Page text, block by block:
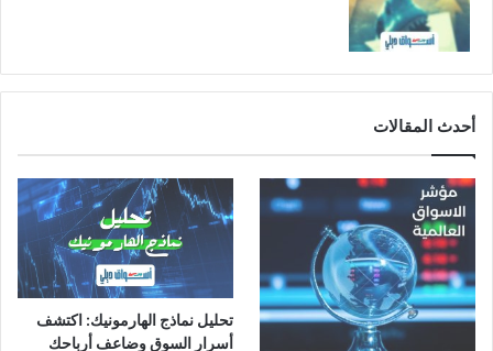
أحدث المقالات
تحليل نماذج الهارمونيك: اكتشف
أسرار السوق وضاعف أرباحك